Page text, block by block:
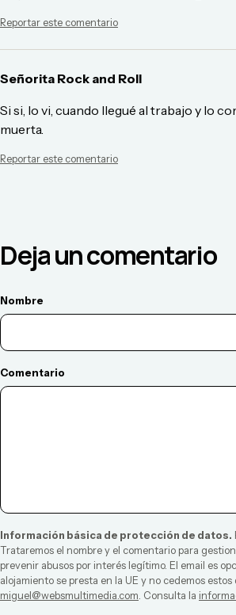
Reportar este comentario
Señorita Rock and Roll
Si si, lo vi, cuando llegué al trabajo y lo
muerta.
Reportar este comentario
Deja un comentario
Nombre
Comentario
Información básica de protección de datos.
Trataremos el nombre y el comentario para
prevenir abusos por interés legítimo. El email es
alojamiento se presta en la UE y no cedemos
miguel@websmultimedia.com . Consulta la